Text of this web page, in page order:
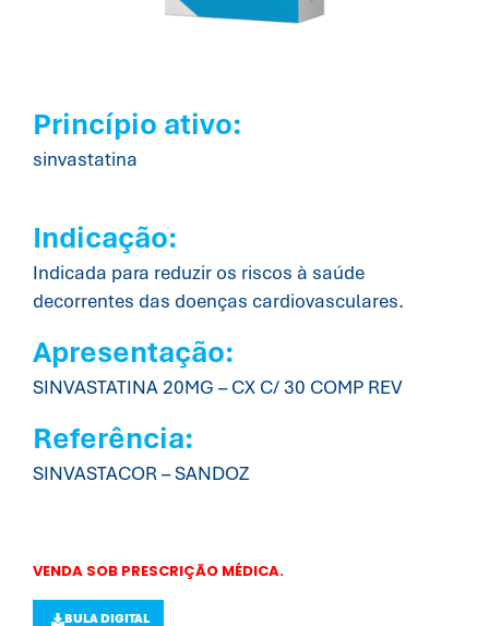
Princípio ativo:
sinvastatina
Indicação:
Indicada para reduzir os riscos à saúde
decorrentes das doenças cardiovasculares.
Apresentação:
SINVASTATINA 20MG – CX C/ 30 COMP REV
Referência:
SINVASTACOR – SANDOZ
VENDA SOB PRESCRIÇÃO MÉDICA.
BULA DIGITAL